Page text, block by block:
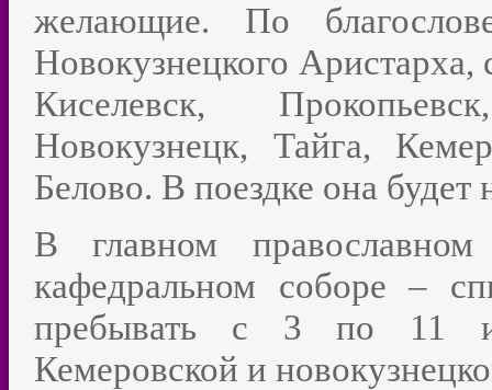
желающие. По
Новокузнецкого Аристарха,
Киселевск,
Новокузнецк, Тайга,
Белово. В поездке она будет
В главном
кафедральном соборе –
пребывать с 3 по 11
Кемеровской и